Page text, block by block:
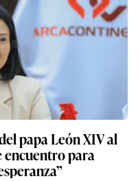
papa León XIV al
encuentro para